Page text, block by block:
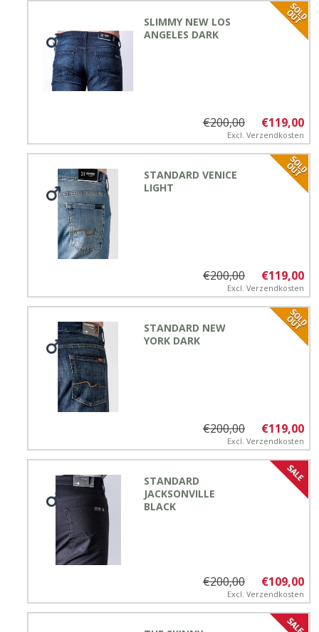
SLIMMY NEW LOS
ANGELES DARK
€119,00
€200,00
Excl. Verzendkosten
STANDARD VENICE
LIGHT
€119,00
€200,00
Excl. Verzendkosten
STANDARD NEW
YORK DARK
€119,00
€200,00
Excl. Verzendkosten
STANDARD
JACKSONVILLE
BLACK
€109,00
€200,00
Excl. Verzendkosten